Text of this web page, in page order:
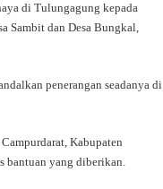
di Tulungagung kepada
Sambit dan Desa Bungkal,
penerangan seadanya di
Kabupaten
bantuan yang diberikan.